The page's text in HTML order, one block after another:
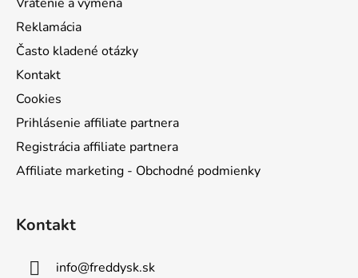
Reklamácia
Často kladené otázky
Kontakt
Cookies
Prihlásenie affiliate partnera
Registrácia affiliate partnera
Affiliate marketing - Obchodné podmienky
Kontakt
info@freddysk.sk